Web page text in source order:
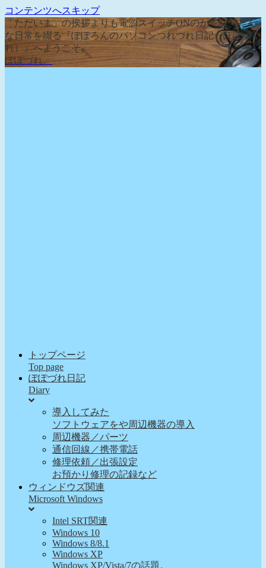
コンテンツへスキップ
「ただいま」の挨拶よりも電源スイッチONのが先な、そん
な日常を綴る『ぽぽろんのパソコンつれづれ日記（ぽぽづ
れ）』へようこそ。
ぽぽづれ。
トップページ
Top page
ぽぽづれ日記
Diary
導入してみた
ソフトウェアをや周辺機器の導入
周辺機器／パーツ
通信回線／携帯電話
修理依頼／出張設定
お預かり修理の記録など
ウィンドウズ関連
Microsoft Windows
Intel SRT関連
Windows 10
Windows 8/8.1
Windows XP
Windows XP/Vista/7の話題。